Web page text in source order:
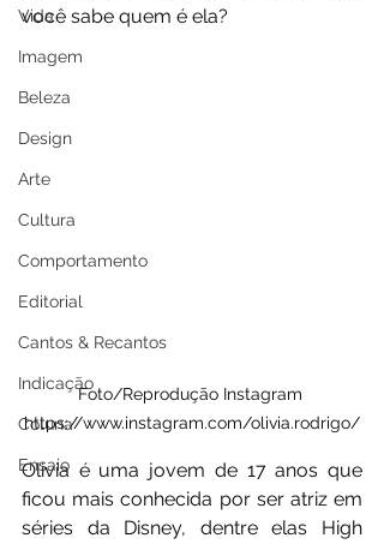
Vida
Imagem
Beleza
Design
Arte
Cultura
Comportamento
Editorial
Cantos & Recantos
Indicação
Coluna
Ensaio
você sabe quem é ela?
Foto/Reprodução Instagram
https://www.instagram.com/olivia.rodrigo/
Olivia é uma jovem de 17 anos que
ficou mais conhecida por ser atriz em
séries da Disney, dentre elas High